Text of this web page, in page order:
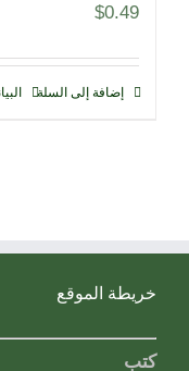
$0.49
إضافة إلى السلة
خريطة الموقع
كتب